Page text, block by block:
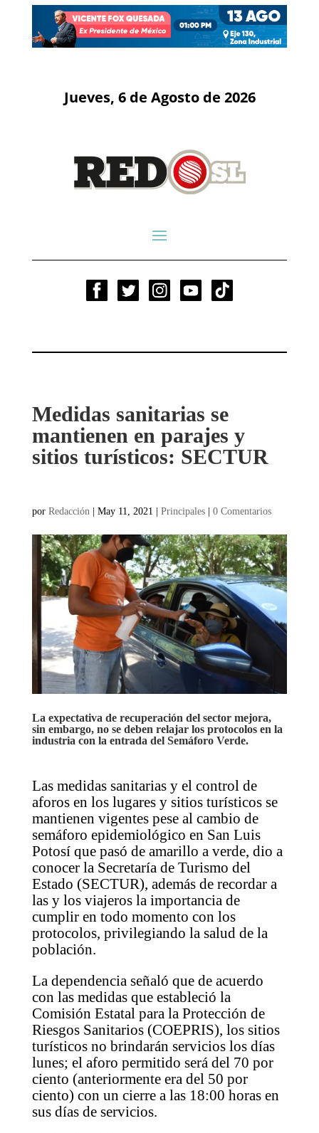
Jueves, 6 de Agosto de 2026
Medidas sanitarias se
mantienen en parajes y
sitios turísticos: SECTUR
por Redacción | May 11, 2021 | Principales| 0 Comentarios
La expectativa de recuperación del sector mejora,
sin embargo, no se deben relajar los protocolos en la
industria con la entrada del Semáforo Verde.
Las medidas sanitarias y el control de
aforos en los lugares y sitios turísticos se
mantienen vigentes pese al cambio de
semáforo epidemiológico en San Luis
Potosí que pasó de amarillo a verde, dio a
conocer la Secretaría de Turismo del
Estado (SECTUR), además de recordar a
las y los viajeros la importancia de
cumplir en todo momento con los
protocolos, privilegiando la salud de la
población.
La dependencia señaló que de acuerdo
con las medidas que estableció la
Comisión Estatal para la Protección de
Riesgos Sanitarios (COEPRIS), los sitios
turísticos no brindarán servicios los días
lunes; el aforo permitido será del 70 por
ciento (anteriormente era del 50 por
ciento) con un cierre a las 18:00 horas en
sus días de servicios.